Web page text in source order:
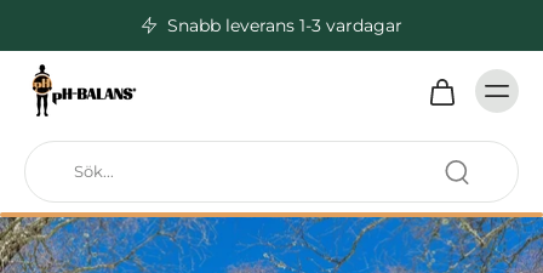
Snabb leverans 1-3 vardagar